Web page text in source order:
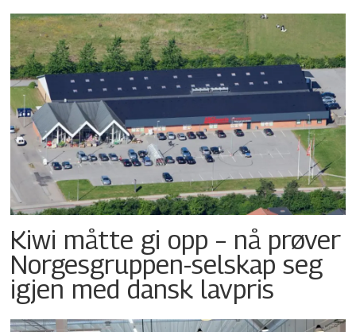
Kiwi måtte gi opp – nå prøver
Norgesgruppen-selskap seg
igjen med dansk lavpris